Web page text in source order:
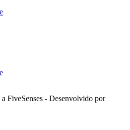
FiveSenses - Desenvolvido por